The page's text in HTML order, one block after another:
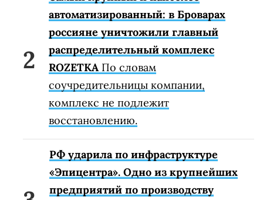
автоматизированный: в Броварах
россияне уничтожили главный
распределительный комплекс
ROZETKA По словам
соучредительницы компании,
комплекс не подлежит
восстановлению.
РФ ударила по инфраструктуре
«Эпицентра». Одно из крупнейших
предприятий по производству